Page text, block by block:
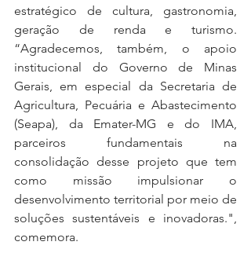
estratégico de cultura, gastronomia,
geração de renda e turismo.
“Agradecemos, também, o apoio
institucional do Governo de Minas
Gerais, em especial da Secretaria de
Agricultura, Pecuária e Abastecimento
(Seapa), da Emater-MG e do IMA,
parceiros fundamentais na
consolidação desse projeto que tem
como missão impulsionar o
desenvolvimento territorial por meio de
soluções sustentáveis e inovadoras.",
comemora.